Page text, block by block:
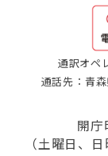
通訳オペ
通話先：青
開
（土曜日、